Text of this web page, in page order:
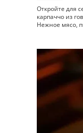
Откройте для
карпаччо из
Нежное мясо,